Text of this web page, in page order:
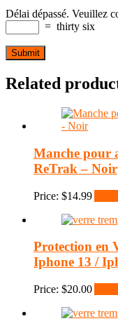
Délai dépassé. Veuillez
= thirty six
Related
Manche pour
ReTrak – Noir
Price: $14.99
Protection en
Iphone 13 /
Price: $20.00